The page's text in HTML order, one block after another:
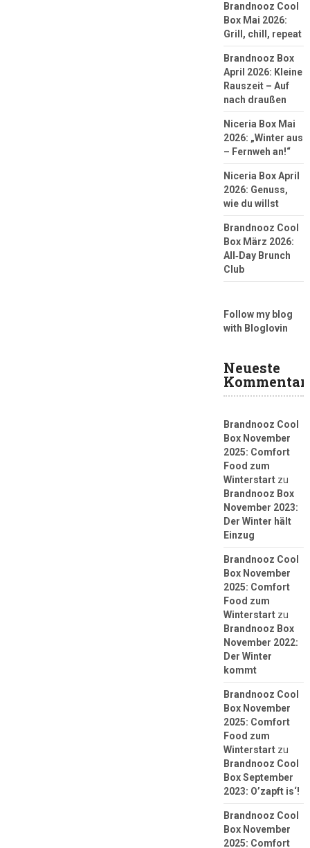
Brandnooz Cool
Box Mai 2026:
Grill, chill, repeat
Brandnooz Box
April 2026: Kleine
Rauszeit – Auf
nach draußen
Niceria Box Mai
2026: „Winter aus
– Fernweh an!“
Niceria Box April
2026: Genuss,
wie du willst
Brandnooz Cool
Box März 2026:
All‑Day Brunch
Club
Follow my blog
with Bloglovin
Neueste
Brandnooz Cool
Box November
2025: Comfort
Food zum
Winterstartzu
Brandnooz Box
November 2023:
Der Winter hält
Einzug
Brandnooz Cool
Box November
2025: Comfort
Food zum
Winterstartzu
Brandnooz Box
November 2022:
Der Winter
kommt
Brandnooz Cool
Box November
2025: Comfort
Food zum
Winterstartzu
Brandnooz Cool
Box September
2023: O’zapft is‘!
Brandnooz Cool
Box November
2025: Comfort